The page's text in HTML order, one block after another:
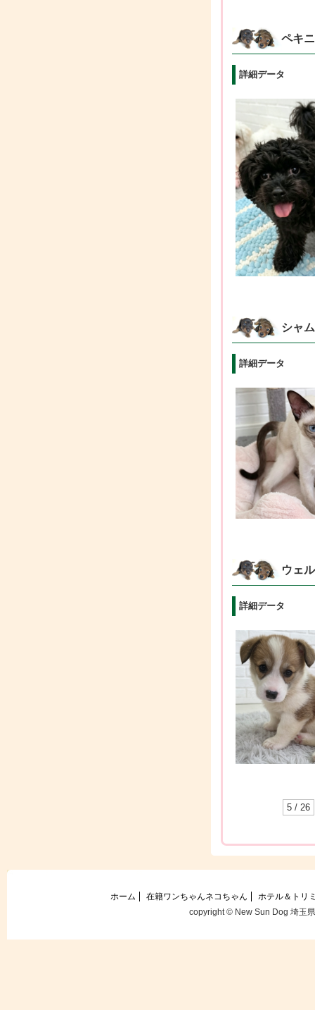
ペキ
詳細データ
シャム
詳細データ
ウェ
詳細データ
5 / 26
ホーム 在籍ワンちゃんネコちゃん
ホテル＆トリ
copyright © New Sun Dog 埼玉